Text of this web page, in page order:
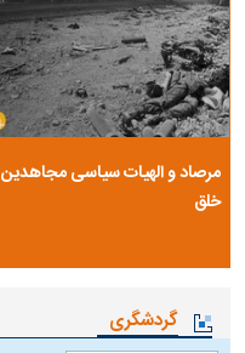
مرصاد و الهیات سیاسی مجاهدین
خلق
گردشگری